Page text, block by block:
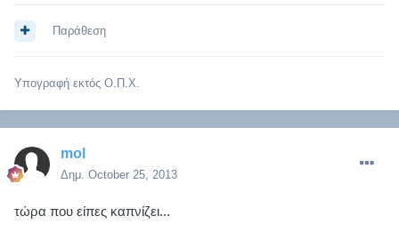
Παράθεση
Υπογραφή εκτός Ο.Π.Χ.
mol
Δημ. October 25, 2013
τώρα που είπες καπνίζει...